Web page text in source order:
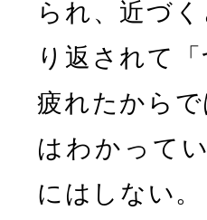
られ、近づ
り返されて
疲れたから
はわかって
にはしない。